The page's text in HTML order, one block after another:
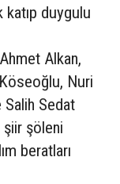
duygulu
Alkan,
Nuri
Sedat
şöleni
beratları